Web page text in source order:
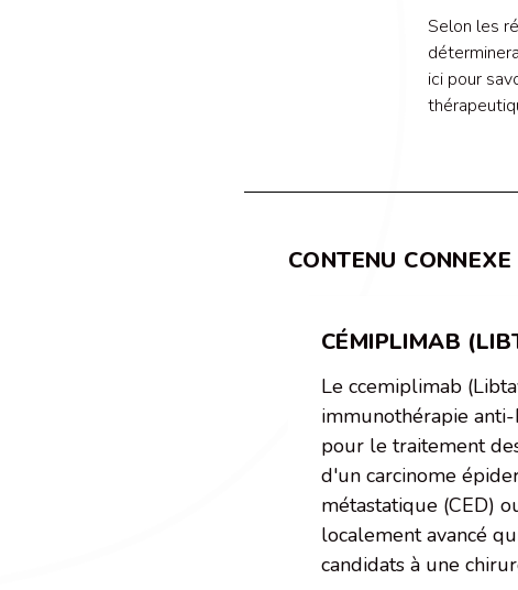
Selon les
ici pour
CONTENU CONNEXE
CÉMIPLIMAB
Le ccemiplimab
immunothérapie
pour le traitement
d'un carcinome
métastatique (CED)
localement avancé
candidats à une